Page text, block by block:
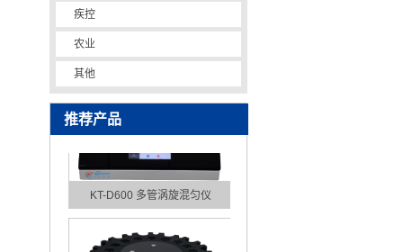
疾控
农业
其他
推荐产品
KT-D600 多管涡旋混匀仪